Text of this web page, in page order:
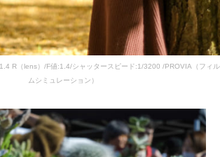
R（lens）/F値:1.4/シャッタースピード:1/3200 /PROVIA（フィル
ムシミュレーション）